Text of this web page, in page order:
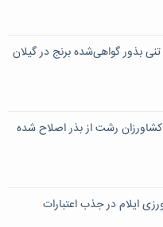
بذور گواهی‌شده برنج در گیلان
کشاورزان رشت از بذر اصلاح شده
ایلام در جذب اعتبارات